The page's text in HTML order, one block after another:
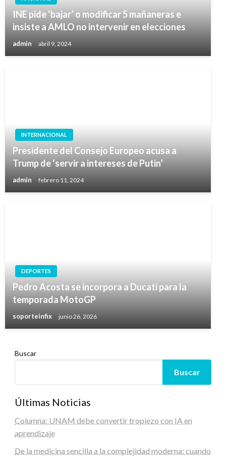
INE pide ‘bajar’ o modificar 5 mañaneras e
insiste a AMLO no intervenir en elecciones
admin abril 9, 2024
INTERNACIONAL
Presidente del Consejo Europeo acusa a
Trump de ‘servir a intereses de Putin’
admin febrero 11, 2024
DEPORTES
Pedro Acosta se incorpora a Ducati para la
temporada MotoGP
soporteinfix junio 26, 2026
Buscar
Buscar
Últimas Noticias
Columna: UNAM debe convertir tropiezo con IA en
aprendizaje
De la medicina sencilla a la complejidad moderna: cuando